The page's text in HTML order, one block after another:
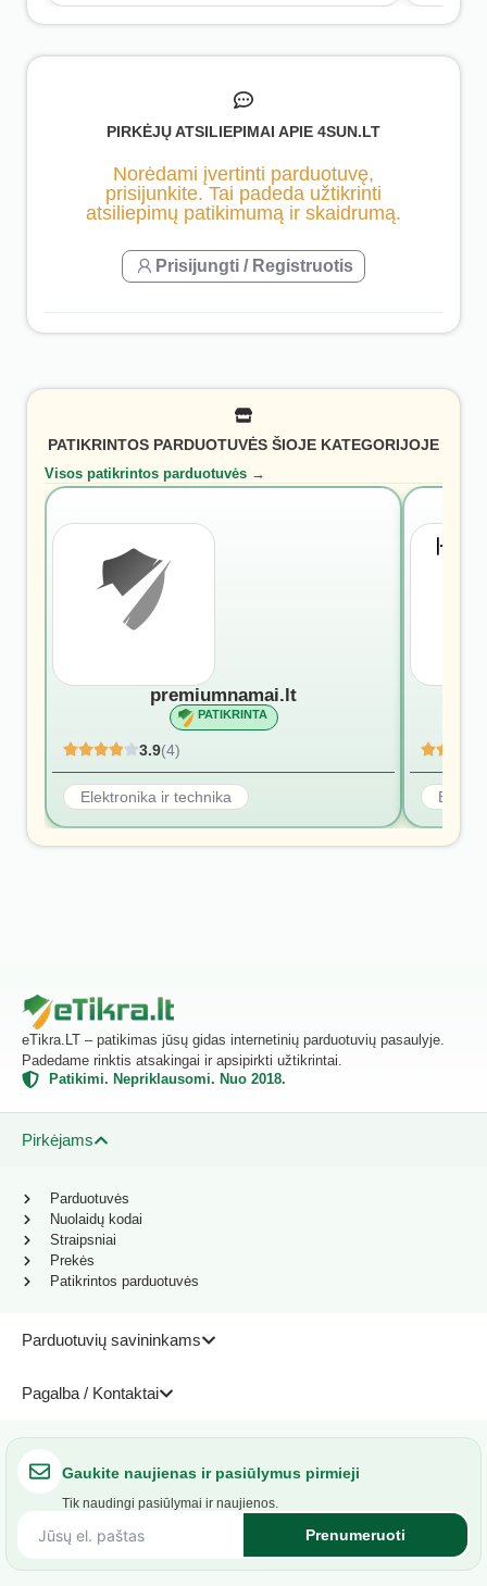
PIRKĖJŲ ATSILIEPIMAI APIE 4SUN.LT
Norėdami įvertinti parduotuvę,
prisijunkite. Tai padeda užtikrinti
atsiliepimų patikimumą ir skaidrumą.
Prisijungti / Registruotis
PATIKRINTOS PARDUOTUVĖS ŠIOJE KATEGORIJOJE
Visos patikrintos parduotuvės →
premiumnamai.lt
PATIKRINTA
3.9(4)
Elektronika ir technika
eTikra.LT – patikimas jūsų gidas internetinių parduotuvių pasaulyje.
Padedame rinktis atsakingai ir apsipirkti užtikrintai.
Patikimi. Nepriklausomi. Nuo 2018.
Pirkėjams
Parduotuvių savininkams
Pagalba / Kontaktai
Parduotuvės
Nuolaidų kodai
Straipsniai
Prekės
Patikrintos parduotuvės
Gaukite naujienas ir pasiūlymus pirmieji
Tik naudingi pasiūlymai ir naujienos.
Prenumeruoti